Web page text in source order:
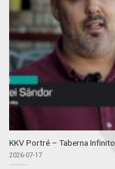
KKV Portré – Taberna Infinito
2026-07-17